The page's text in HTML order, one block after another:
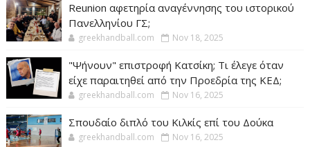
Reunion αφετηρία αναγέννησης του ιστορικού
Πανελληνίου ΓΣ;
greekhandball.com Nov 18, 2025
"Ψήνουν" επιστροφή Κατσίκη; Τι έλεγε όταν
είχε παραιτηθεί από την Προεδρία της ΚΕΔ;
greekhandball.com Nov 16, 2025
Σπουδαίο διπλό του Κιλκίς επί του Δούκα
greekhandball.com Nov 16, 2025